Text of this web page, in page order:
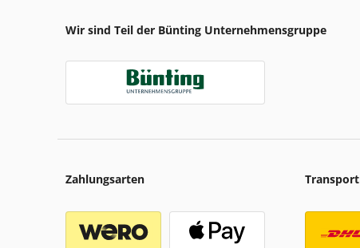
Wir sind Teil der Bünting Unternehmensgruppe
Zahlungsarten Transport